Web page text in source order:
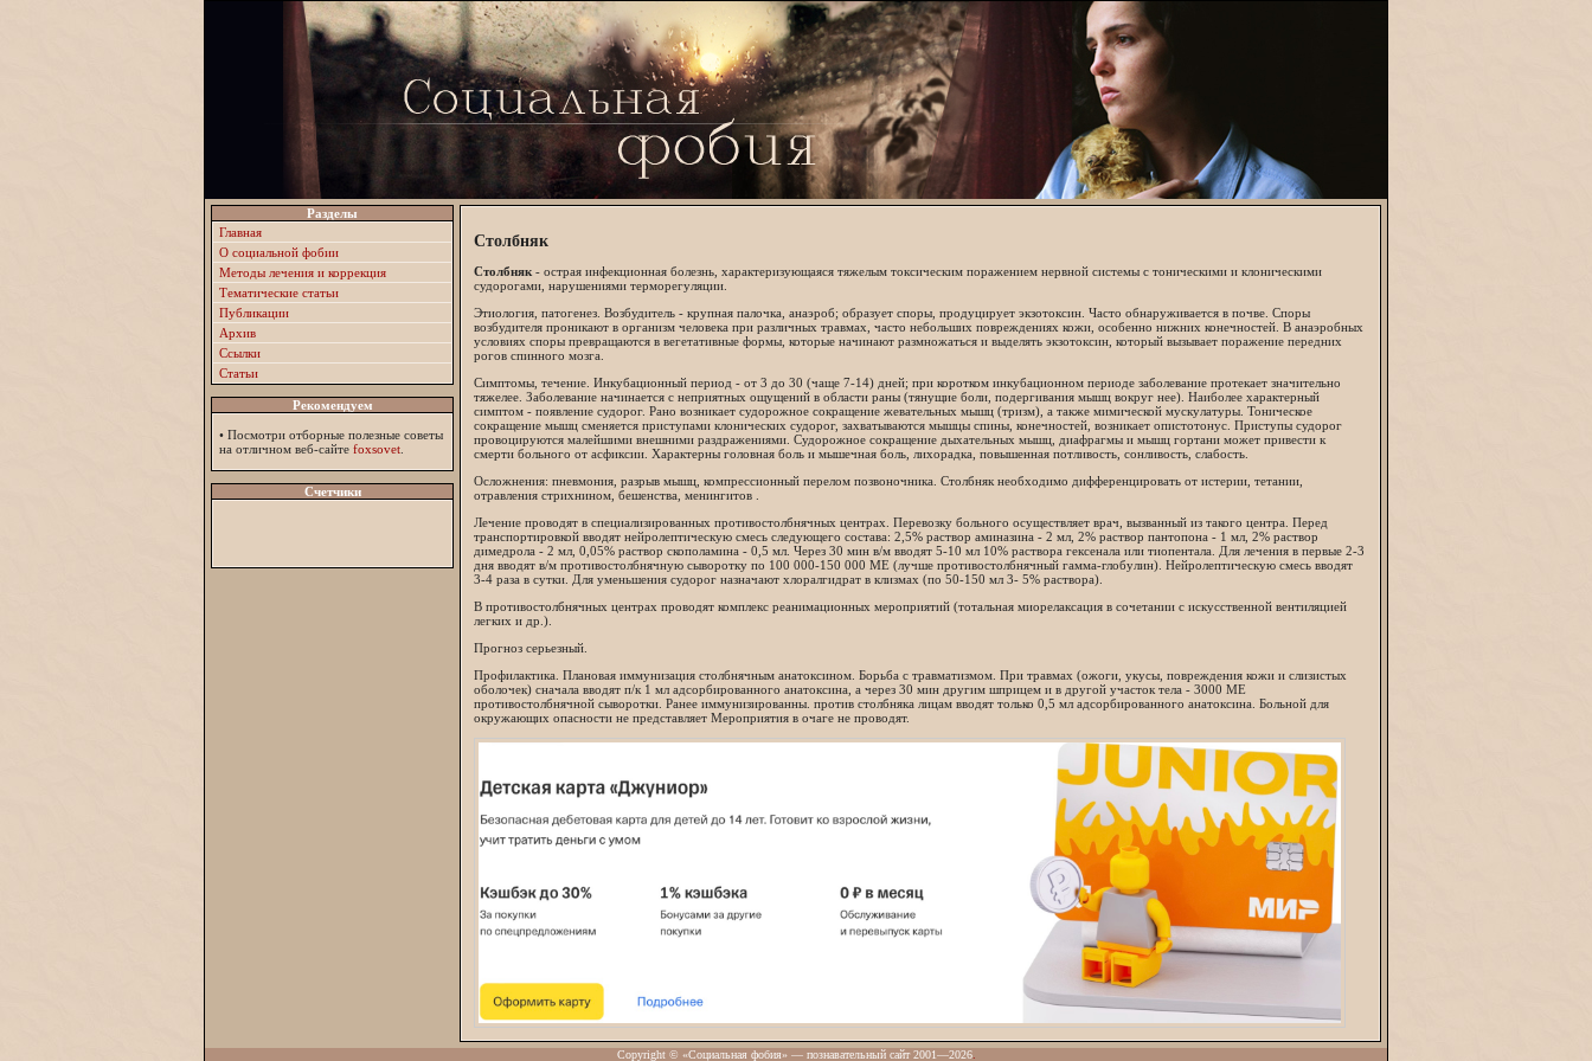
Разделы
Главная
О социальной фобии
Методы лечения и коррекция
Тематические статьи
Публикации
Архив
Ссылки
Статьи
Рекомендуем
• Посмотри отборные полезные советы
на отличном веб-сайте foxsovet
Счетчики
Столбняк
Столбняк - острая инфекционная болезнь, характеризующаяся тяжелым токсическим поражением нервной системы с тоническими и клоническими
судорогами, нарушениями терморегуляции.
Этиология, патогенез. Возбудитель - крупная палочка, анаэроб; образует споры, продуцирует экзотоксин. Часто обнаруживается в почве. Споры
возбудителя проникают в организм человека при различных травмах, часто небольших повреждениях кожи, особенно нижних конечностей. В анаэробных
условиях споры превращаются в вегетативные формы, которые начинают размножаться и выделять экзотоксин, который вызывает поражение передних
рогов спинного мозга.
Симптомы, течение. Инкубационный период - от 3 до 30 (чаще 7-14) дней; при коротком инкубационном периоде заболевание протекает значительно
тяжелее. Заболевание начинается с неприятных ощущений в области раны (тянущие боли, подергивания мышц вокруг нее). Наиболее характерный
симптом - появление судорог. Рано возникает судорожное сокращение жевательных мышц (тризм), а также мимической мускулатуры. Тоническое
сокращение мышц сменяется приступами клонических судорог, захватываются мышцы спины, конечностей, возникает опистотонус. Приступы судорог
провоцируются малейшими внешними раздражениями. Судорожное сокращение дыхательных мышц, диафрагмы и мышц гортани может привести к
смерти больного от асфиксии. Характерны головная боль и мышечная боль, лихорадка, повышенная потливость, сонливость, слабость.
Осложнения: пневмония, разрыв мышц, компрессионный перелом позвоночника. Столбняк необходимо дифференцировать от истерии, тетании,
отравления стрихнином, бешенства, менингитов .
Лечение проводят в специализированных противостолбнячных центрах. Перевозку больного осуществляет врач, вызванный из такого центра. Перед
транспортировкой вводят нейролептическую смесь следующего состава: 2,5% раствор аминазина - 2 мл, 2% раствор пантопона - 1 мл, 2% раствор
димедрола - 2 мл, 0,05% раствор скополамина - 0,5 мл. Через 30 мин в/м вводят 5-10 мл 10% раствора гексенала или тиопентала. Для лечения в первые 2-3
дня вводят в/м противостолбнячную сыворотку по 100 000-150 000 ME (лучше противостолбнячный гамма-глобулин). Нейролептическую смесь вводят
3-4 раза в сутки. Для уменьшения судорог назначают хлоралгидрат в клизмах (по 50-150 мл 3- 5% раствора).
В противостолбнячных центрах проводят комплекс реанимационных мероприятий (тотальная миорелаксация в сочетании с искусственной вентиляцией
легких и др.).
Прогноз серьезный.
Профилактика. Плановая иммунизация столбнячным анатоксином. Борьба с травматизмом. При травмах (ожоги, укусы, повреждения кожи и слизистых
оболочек) сначала вводят п/к 1 мл адсорбированного анатоксина, а через 30 мин другим шприцем и в другой участок тела - 3000 ME
противостолбнячной сыворотки. Ранее иммунизированны. против столбняка лицам вводят только 0,5 мл адсорбированного анатоксина. Больной для
окружающих опасности не представляет Мероприятия в очаге не проводят.
Copyright © «Социальная фобия» — познавательный сайт 2001—2026.